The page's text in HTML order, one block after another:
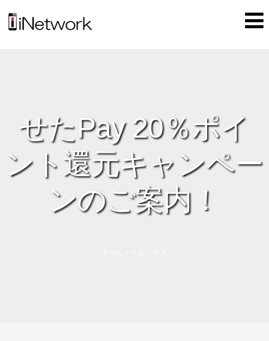
せたPay 20％ポイ
ント還元キャンペー
ンのご案内！